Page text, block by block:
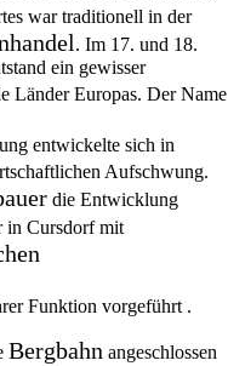
war traditionell in der
. Im 17. und 18.
ein gewisser
Länder Europas. Der Name
entwickelte sich in
Aufschwung.
die Entwicklung
in Cursdorf mit
Funktion vorgeführt .
Bergbahn angeschlossen